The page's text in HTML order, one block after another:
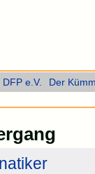
e.V. Der